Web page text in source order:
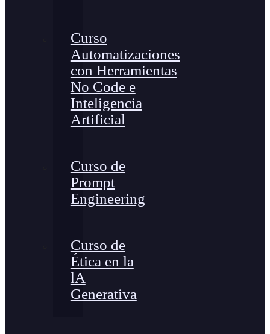
Curso
Automatizaciones
con Herramientas
No Code e
Inteligencia
Artificial
Curso de
Prompt
Engineering
Curso de
Ética en la
lA
Generativa